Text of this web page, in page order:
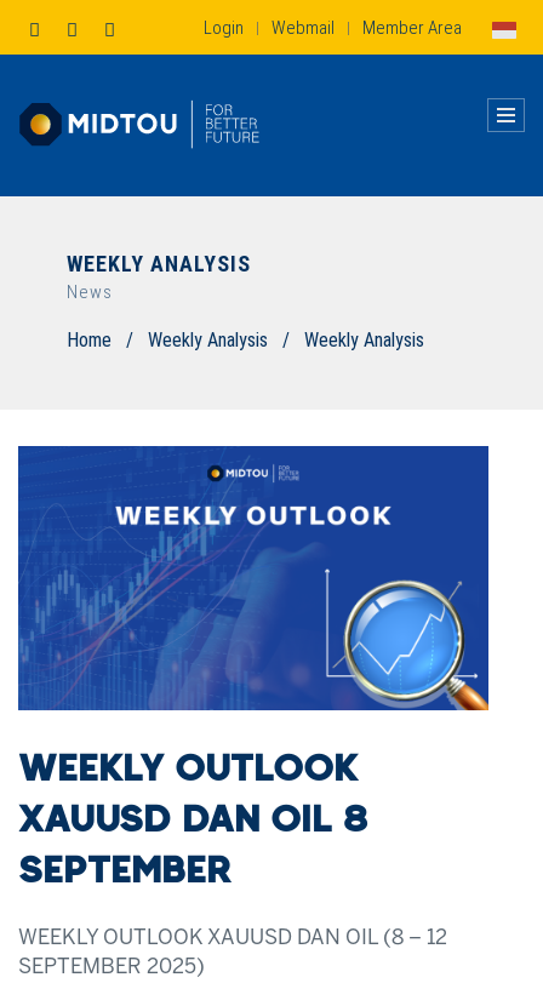
Login | Webmail | Member Area
WEEKLY ANALYSIS
News
Home / Weekly Analysis / Weekly Analysis
WEEKLY OUTLOOK
XAUUSD DAN OIL 8
SEPTEMBER
WEEKLY OUTLOOK XAUUSD DAN OIL (8 – 12
SEPTEMBER 2025)